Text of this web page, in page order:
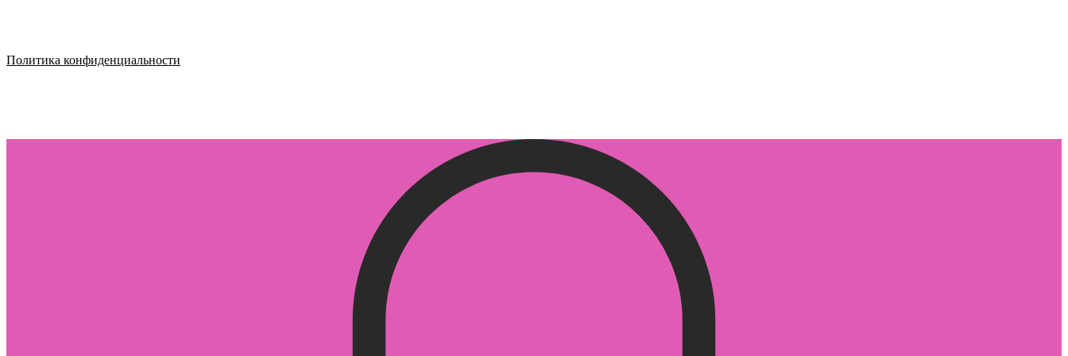
Политика конфиденциальности